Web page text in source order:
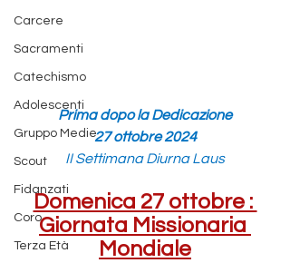
Carcere
Sacramenti
Catechismo
Adolescenti
Gruppo Medie
Scout
Fidanzati
Coro
Terza Età
Prima dopo la Dedicazione
27 ottobre 2024
II Settimana Diurna Laus
Domenica 27 ottobre :
Giornata Missionaria
Mondiale